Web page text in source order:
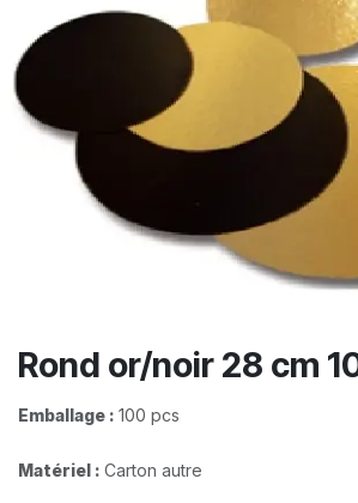
Rond or/noir 28 cm
Emballage : 100 pcs
Matériel : Carton autre